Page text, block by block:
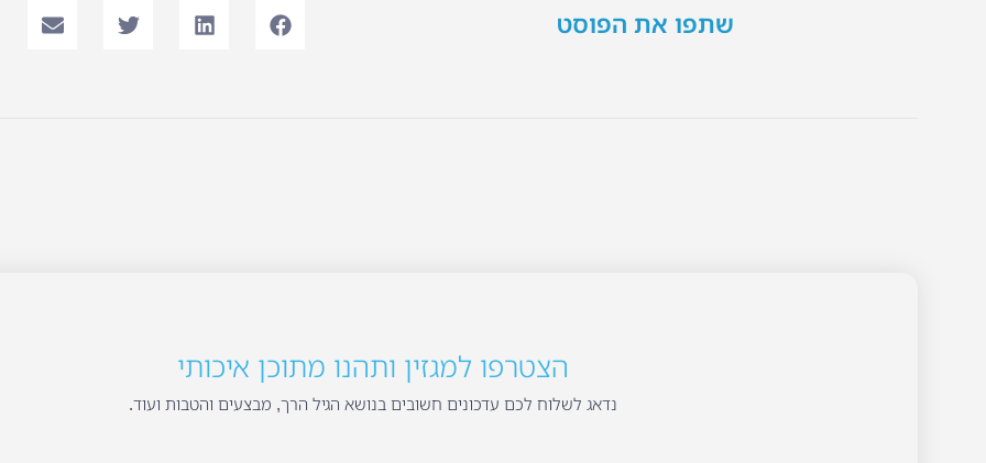
שתפו את הפוסט
הצטרפו למגזין ותהנו מתוכן איכותי
נדאג לשלוח לכם עדכונים חשובים בנושא הגיל הרך, מבצעים והטבות ועוד.